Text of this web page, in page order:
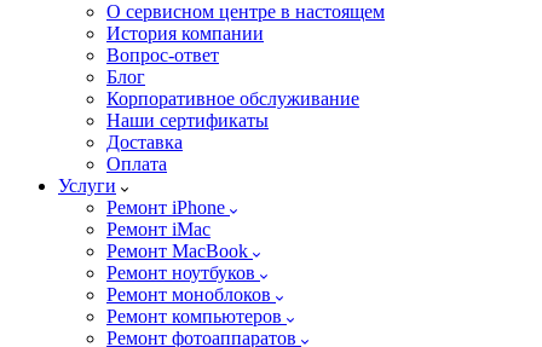
О сервисном центре в настоящем
История компании
Вопрос-ответ
Блог
Корпоративное обслуживание
Наши сертификаты
Доставка
Оплата
Услуги
Ремонт iPhone
Ремонт iMac
Ремонт MacBook
Ремонт ноутбуков
Ремонт моноблоков
Ремонт компьютеров
Ремонт фотоаппаратов